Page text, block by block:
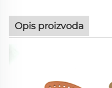
Opis proizvoda